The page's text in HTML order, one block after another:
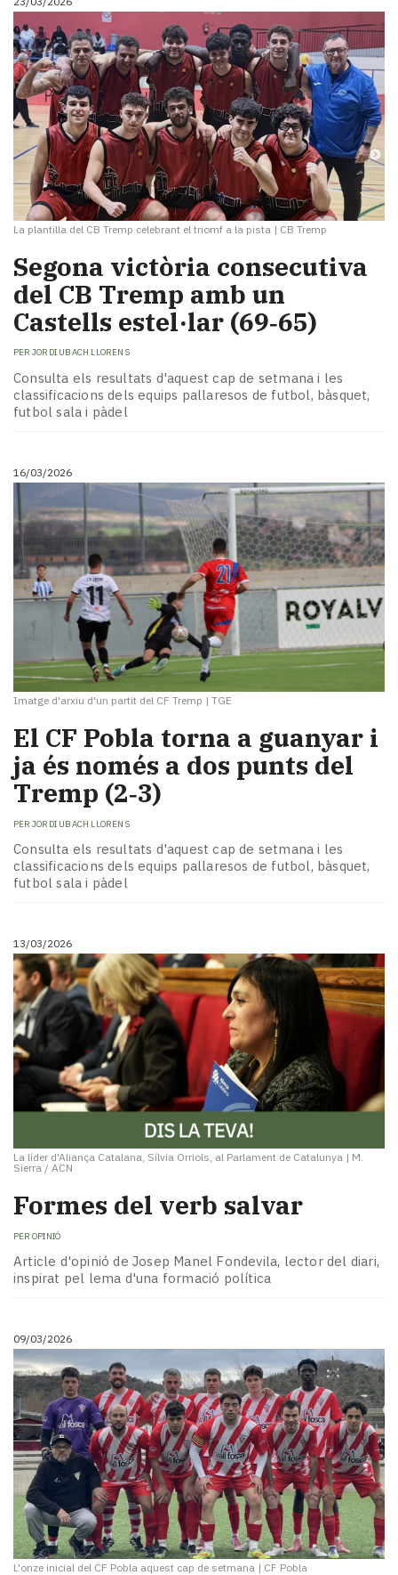
La plantilla del CB Tremp celebrant el triomf a la pista | CB Tremp
Segona victòria consecutiva
del CB Tremp amb un
Castells estel·lar (69‑65)
PER JORDI UBACH LLORENS
Consulta els resultats d'aquest cap de setmana i les
classificacions dels equips pallaresos de futbol, bàsquet,
futbol sala i pàdel
16/03/2026
Imatge d'arxiu d'un partit del CF Tremp | TGE
El CF Pobla torna a guanyar i
ja és només a dos punts del
Tremp (2‑3)
PER JORDI UBACH LLORENS
Consulta els resultats d'aquest cap de setmana i les
classificacions dels equips pallaresos de futbol, bàsquet,
futbol sala i pàdel
13/03/2026
La líder d'Aliança Catalana, Sílvia Orriols, al Parlament de Catalunya | M.
Sierra / ACN
Formes del verb salvar
PER OPINIÓ
Article d'opinió de Josep Manel Fondevila, lector del diari,
inspirat pel lema d'una formació política
09/03/2026
L'onze inicial del CF Pobla aquest cap de setmana | CF Pobla